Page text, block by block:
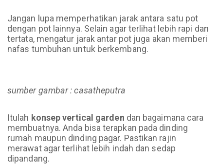
Jangan lupa memperhatikan jarak antara satu pot
dengan pot lainnya. Selain agar terlihat lebih rapi dan
tertata, mengatur jarak antar pot juga akan memberi
nafas tumbuhan untuk berkembang.
sumber gambar : casatheputra
Itulah konsep vertical garden dan bagaimana cara
membuatnya. Anda bisa terapkan pada dinding
rumah maupun dinding pagar. Pastikan rajin
merawat agar terlihat lebih indah dan sedap
dipandang.